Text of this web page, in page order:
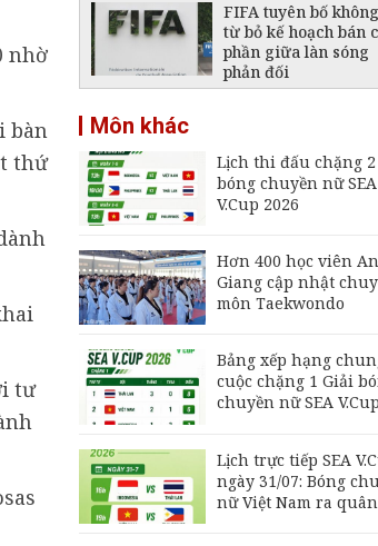
nhờ
bàn
thứ
tư
FIFA tuyên bố không
từ bỏ kế hoạch bán
phần giữa làn sóng
phản đối
cơ hội chiếm ngôi
Lịch trực tiếp ASEAN
Cup 2026 ngày 3/8:
Nam
Lịch trực tiếp
Cup 2026 ngày 4/8:
Lan
Đội tuyển Futsal
Nam gây bất ngờ
Bảng xếp hạng
cuộc chặng 1 Giải
bóng chuyền nữ SEA
Môn khác
Lịch thi đấu chặng
bóng chuyền nữ SEA
V.Cup 2026
Hơn 400 học viên An
Giang cập nhật
môn Taekwondo
Bảng xếp hạng
cuộc chặng 1 Giải
chuyền nữ SEA V.Cup
Lịch trực tiếp SEA
ngày 31/07: Bóng
nữ Việt Nam ra quân